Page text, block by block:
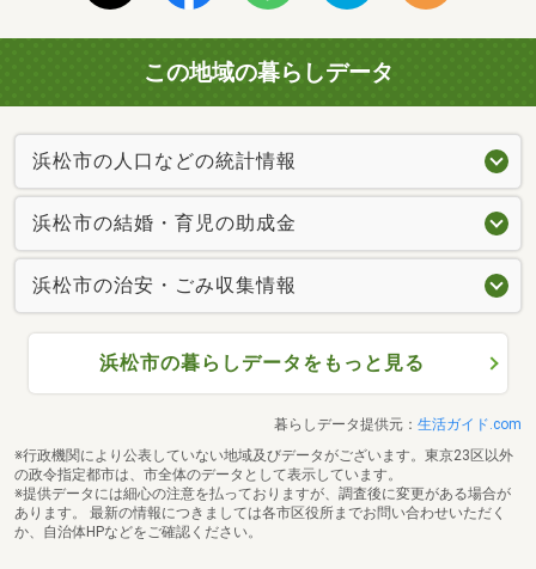
この地域の暮らしデータ
浜松市の人口などの統計情報
浜松市の結婚・育児の助成金
浜松市の治安・ごみ収集情報
浜松市の暮らしデータをもっと見る
暮らしデータ提供元： 生活ガイド.com
※行政機関により公表していない地域及びデータがございます。東京23区以外
の政令指定都市は、市全体のデータとして表示しています。
※提供データには細心の注意を払っておりますが、調査後に変更がある場合が
あります。 最新の情報につきましては各市区役所までお問い合わせいただく
か、自治体HPなどをご確認ください。